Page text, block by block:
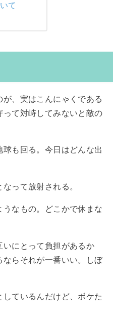
て
、実はこんにゃくである
て対峙してみないと敵の
も回る。今日はどんな出
って放射される。
なもの。どこかで休まな
にとって負担があるか
ならそれが一番いい。しぼ
ているんだけど、ボケた